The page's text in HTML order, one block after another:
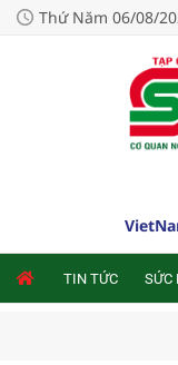
Thứ Năm 06/08/
TIN TỨC SỨC